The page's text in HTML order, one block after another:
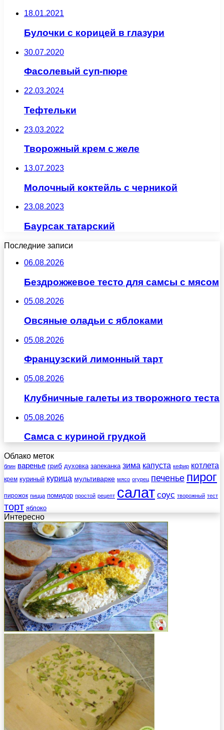
18.01.2021
Булочки с корицей в глазури
30.07.2020
Фасолевый суп-пюре
22.03.2024
Тефтельки
23.03.2022
Творожный крем с желе
13.07.2023
Молочный коктейль с черникой
23.08.2023
Баурсак татарский
Последние записи
06.08.2026
Бездрожжевое тесто для самсы с мясом
05.08.2026
Овсяные оладьи с яблоками
05.08.2026
Французский лимонный тарт
05.08.2026
Клубничные галеты из творожного теста
05.08.2026
Самса с куриной грудкой
Облако меток
блин варенье гриб духовка запеканка зима капуста кефир котлета
крем куриный курица мультиварке мясо огурец печенье пирог
пирожок пицца помидор простой рецепт салат соус творожный тест
торт яблоко
Интересно